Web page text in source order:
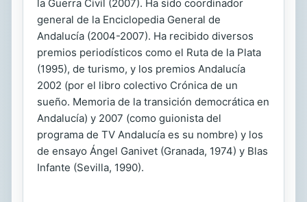
la Guerra Civil (2007). Ha sido coordinador
general de la Enciclopedia General de
Andalucía (2004-2007). Ha recibido diversos
premios periodísticos como el Ruta de la Plata
(1995), de turismo, y los premios Andalucía
2002 (por el libro colectivo Crónica de un
sueño. Memoria de la transición democrática en
Andalucía) y 2007 (como guionista del
programa de TV Andalucía es su nombre) y los
de ensayo Ángel Ganivet (Granada, 1974) y Blas
Infante (Sevilla, 1990).